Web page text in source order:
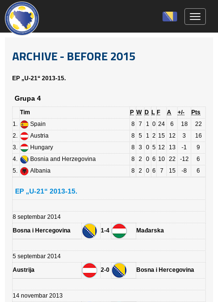
ARCHIVE - BEFORE 2015
EP „U-21“ 2013-15.
Grupa 4
Tim P W D L F A +/-
Pts
1.
Spain 8 7 1 0 24 6 18
22
2.
Austria 8 5 1 2 15 12 3
16
3.
Hungary 8 3 0 5 12 13 -1
9
4.
Bosnia and Herzegovina 8 2 0 6 10 22 -12
6
5.
Albania 8 2 0 6 7 15 -8 6
EP „U-21“ 2013-15.
8 septembar 2014
Bosna i Hercegovina
1-4 Mađarska
5 septembar 2014
Austrija
2-0 Bosna i Hercegovina
14 novembar 2013